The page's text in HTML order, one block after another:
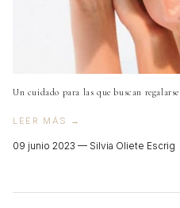
Un cuidado para las que buscan
LEER MÁS →
09 junio 2023 — Silvia Oliete Escrig